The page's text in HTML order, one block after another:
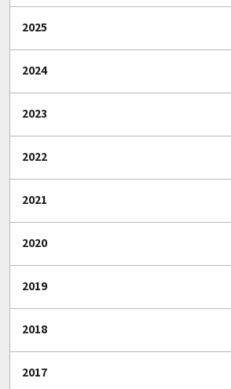
2025
2024
2023
2022
2021
2020
2019
2018
2017